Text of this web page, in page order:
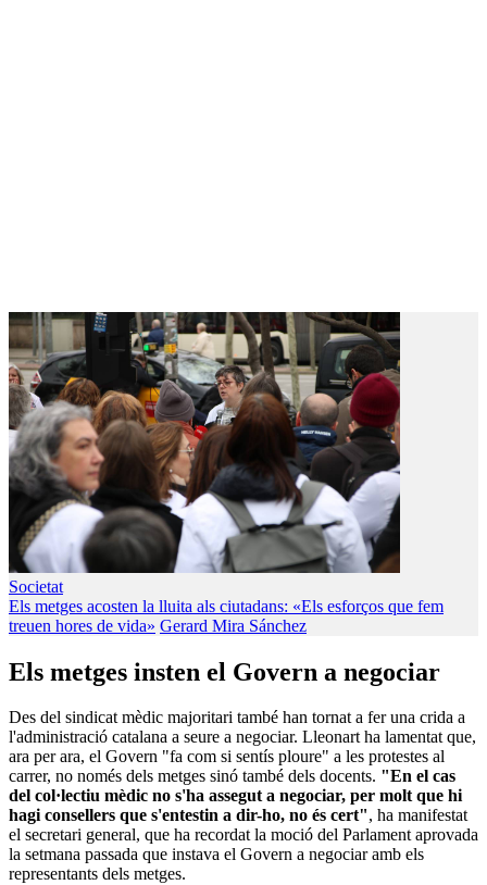
Societat
Els metges acosten la lluita als ciutadans: «Els esforços que fem
treuen hores de vida» Gerard Mira Sánchez
Els metges insten el Govern a negociar
Des del sindicat mèdic majoritari també han tornat a fer una crida a
l'administració catalana a seure a negociar. Lleonart ha lamentat que,
ara per ara, el Govern "fa com si sentís ploure" a les protestes al
carrer, no només dels metges sinó també dels docents. "En el cas
del col·lectiu mèdic no s'ha assegut a negociar, per molt que hi
hagi consellers que s'entestin a dir-ho, no és cert", ha manifestat
el secretari general, que ha recordat la moció del Parlament aprovada
la setmana passada que instava el Govern a negociar amb els
representants dels metges.